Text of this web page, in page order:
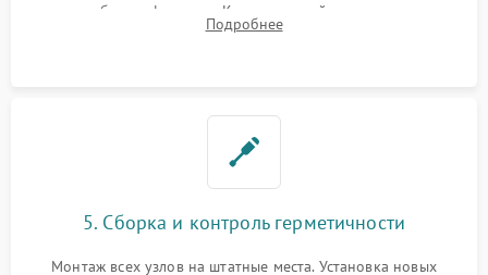
патрубках и фильтрах. Компонентный ремонт платы
управления, восстановление поврежденной проводки.
Подробнее
5. Сборка и контроль герметичности
Монтаж всех узлов на штатные места. Установка новых